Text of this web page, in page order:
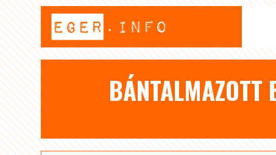
BÁNTALMAZOTT